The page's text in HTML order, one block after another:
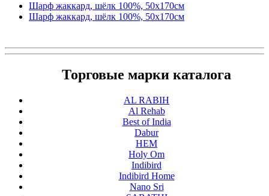
Шарф жаккард, шёлк 100%, 50х170см
Шарф жаккард, шёлк 100%, 50х170см
Торговые марки каталога
AL RABIH
Al Rehab
Best of India
Dabur
HEM
Holy Om
Indibird
Indibird Home
Nano Sri